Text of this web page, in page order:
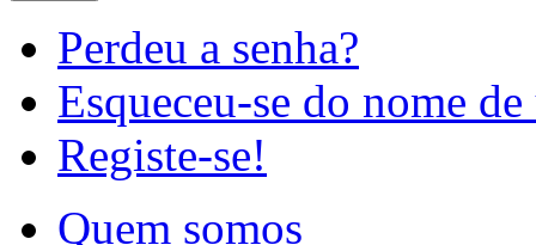
Perdeu a senha?
Esqueceu-se do nome
Registe-se!
Quem somos